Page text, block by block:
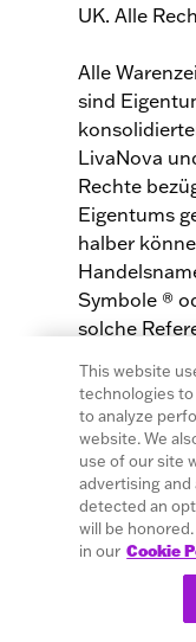
UK. Alle
Alle
sind
LivaNova
Rechte
Eigentums
halber
Symbole ®
solche
Rechte an
Maße nicht
Nutzung
geistiger
vorherige
und die
This website
technologies
to analyze
website. We
use of our site
advertising and
detected an
will be
in our Cookie